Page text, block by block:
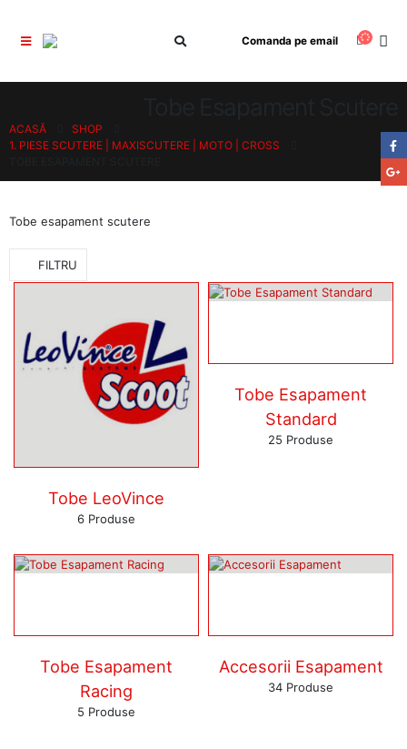
Comanda pe email
ACASĂ
SHOP
1. PIESE SCUTERE | MAXISCUTERE | MOTO | CROSS
Tobe esapament scutere
FILTRU
Tobe LeoVince
6 Produse
Tobe Esapament
Standard
25 Produse
Tobe Esapament
Racing
5 Produse
Accesorii Esapament
34 Produse